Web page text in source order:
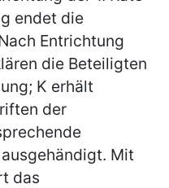
endet die
Entrichtung
die Beteiligten
K erhält
der
Mit
das